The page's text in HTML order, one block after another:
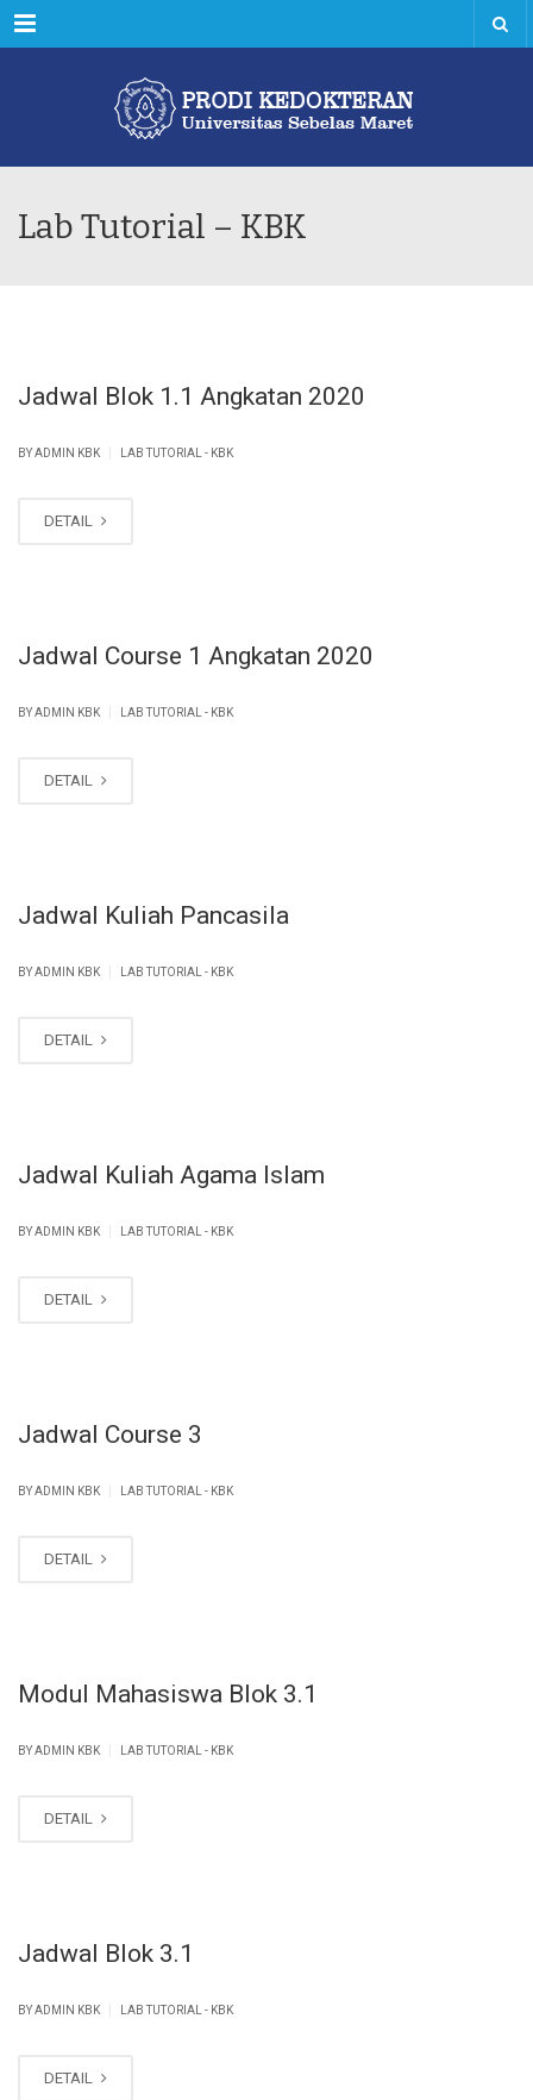
Menu
Lab Tutorial – KBK
Jadwal Blok 1.1 Angkatan 2020
BY ADMIN KBK LAB TUTORIAL - KBK
DETAIL
Jadwal Course 1 Angkatan 2020
BY ADMIN KBK LAB TUTORIAL - KBK
DETAIL
Jadwal Kuliah Pancasila
BY ADMIN KBK LAB TUTORIAL - KBK
DETAIL
Jadwal Kuliah Agama Islam
BY ADMIN KBK LAB TUTORIAL - KBK
DETAIL
Jadwal Course 3
BY ADMIN KBK LAB TUTORIAL - KBK
DETAIL
Modul Mahasiswa Blok 3.1
BY ADMIN KBK LAB TUTORIAL - KBK
DETAIL
Jadwal Blok 3.1
BY ADMIN KBK LAB TUTORIAL - KBK
DETAIL